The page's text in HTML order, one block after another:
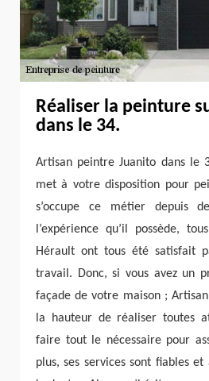
Réaliser la peinture
dans le 34.
Artisan peintre Juanito dans le
met à votre disposition pour
s’occupe ce métier depuis
l’expérience qu’il possède,
Hérault ont tous été satisfait
travail. Donc, si vous avez un
façade de votre maison ;
la hauteur de réaliser toutes
faire tout le nécessaire pour
plus, ses services sont fiables et